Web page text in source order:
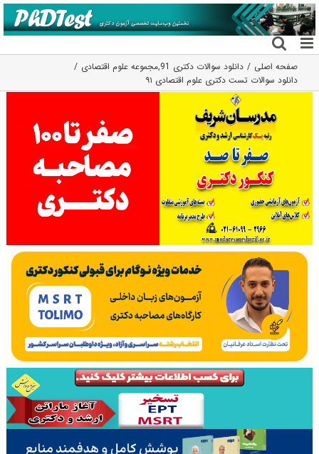
رفتن
به
محتوا
صفحه اصلی دانلود سوالات دکتری 91 ,مجموعه علوم اقتصادی
دانلود سوالات تست دکتری علوم اقتصادی ۹۱